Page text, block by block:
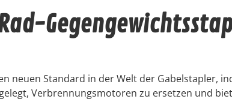
neuen Stan­dard in der Welt der Gabel­sta­pler,
Ver­bren­nungsmo­toren zu erset­zen und